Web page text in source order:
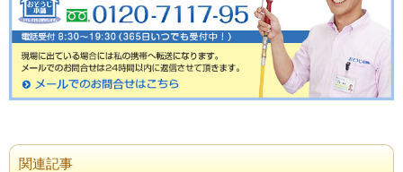
関連記事